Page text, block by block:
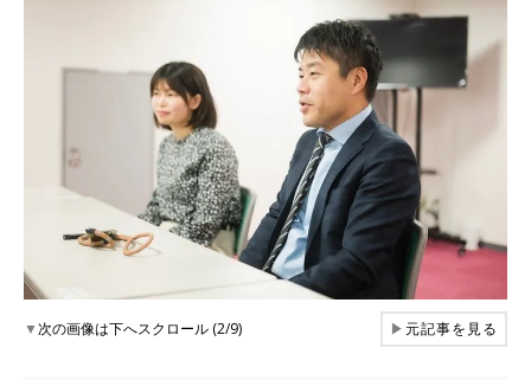
▼次の画像は下へスクロール (2/9) ▶元記事を見る